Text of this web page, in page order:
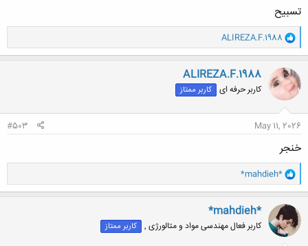
تسبیح
و
ا
ک
ن
ش
ه
ا
ALIREZA.F.1988
ALIREZA.F.1988
کاربر حرفه ای کاربر ممتاز
May 11, 2026
#503
خنجر
و
ا
ک
ن
ش
ه
ا
*mahdieh*
*mahdieh*
کاربر فعال مهندسی مواد و متالورژی , کاربر ممتاز